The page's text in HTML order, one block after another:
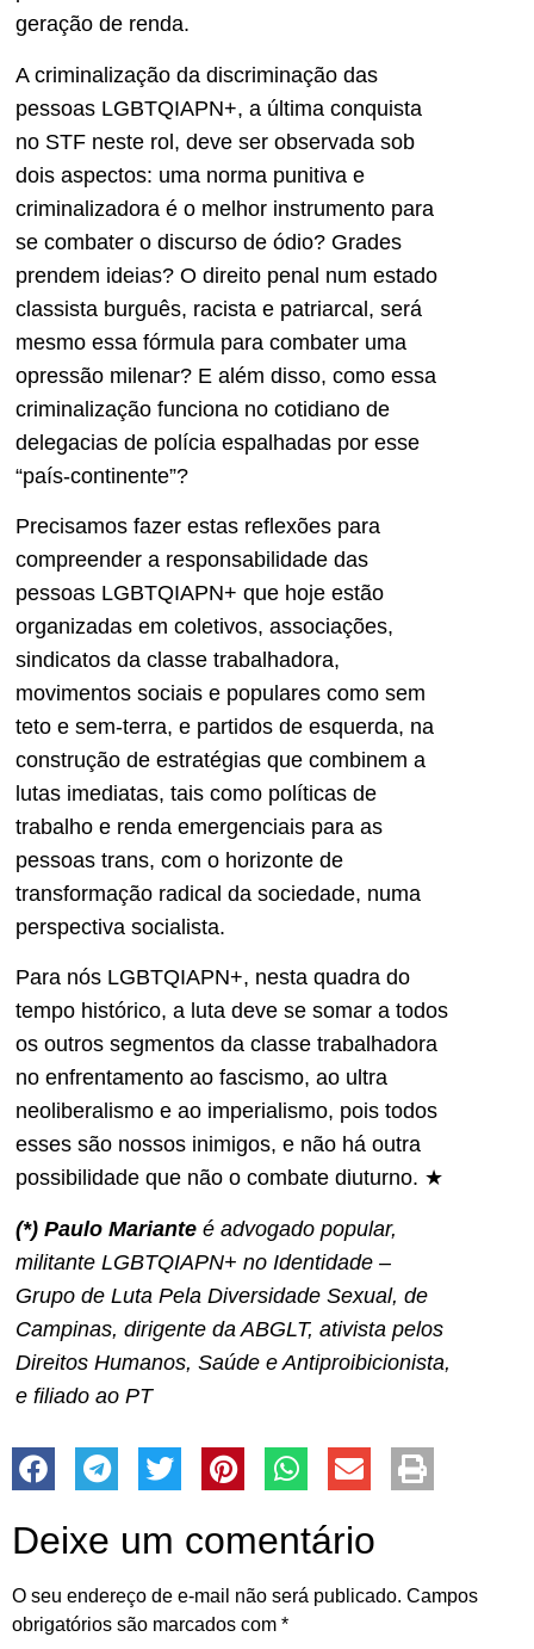
geração de renda.
A criminalização da discriminação das
pessoas LGBTQIAPN+, a última conquista
no STF neste rol, deve ser observada sob
dois aspectos: uma norma punitiva e
criminalizadora é o melhor instrumento para
se combater o discurso de ódio? Grades
prendem ideias? O direito penal num estado
classista burguês, racista e patriarcal, será
mesmo essa fórmula para combater uma
opressão milenar? E além disso, como essa
criminalização funciona no cotidiano de
delegacias de polícia espalhadas por esse
“país-continente”?
Precisamos fazer estas reflexões para
compreender a responsabilidade das
pessoas LGBTQIAPN+ que hoje estão
organizadas em coletivos, associações,
sindicatos da classe trabalhadora,
movimentos sociais e populares como sem
teto e sem-terra, e partidos de esquerda, na
construção de estratégias que combinem a
lutas imediatas, tais como políticas de
trabalho e renda emergenciais para as
pessoas trans, com o horizonte de
transformação radical da sociedade, numa
perspectiva socialista.
Para nós LGBTQIAPN+, nesta quadra do
tempo histórico, a luta deve se somar a todos
os outros segmentos da classe trabalhadora
no enfrentamento ao fascismo, ao ultra
neoliberalismo e ao imperialismo, pois todos
esses são nossos inimigos, e não há outra
possibilidade que não o combate diuturno. ★
(*) Paulo Mariante é advogado popular,
militante LGBTQIAPN+ no Identidade –
Grupo de Luta Pela Diversidade Sexual, de
Campinas, dirigente da ABGLT, ativista pelos
Direitos Humanos, Saúde e Antiproibicionista,
e filiado ao PT
Deixe um comentário
O seu endereço de e-mail não será publicado. Campos
obrigatórios são marcados com *